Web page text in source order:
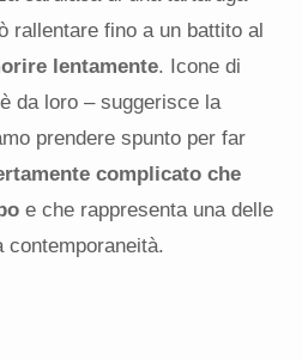
rallentare fino a un battito al
lentamente. Icone di
da loro – suggerisce la
prendere spunto per far
complicato che
e che rappresenta una delle
contemporaneità.